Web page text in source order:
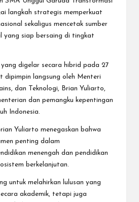
langkah strategis memperkuat
sekaligus mencetak sumber
yang siap bersaing di tingkat
yang digelar secara hibrid pada 27
dipimpin langsung oleh Menteri
dan Teknologi, Brian Yuliarto,
dan pemangku kepentingan
Indonesia.
Yuliarto menegaskan bahwa
penting dalam
menengah dan pendidikan
berkelanjutan.
untuk melahirkan lulusan yang
akademik, tetapi juga